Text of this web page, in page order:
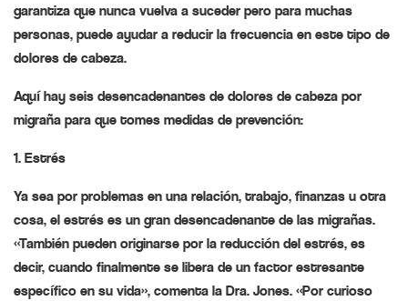
garantiza que nunca vuelva a suceder pero para muchas
personas, puede ayudar a reducir la frecuencia en este tipo de
dolores de cabeza.
Aquí hay seis desencadenantes de dolores de cabeza por
migraña para que tomes medidas de prevención:
1. Estrés
Ya sea por problemas en una relación, trabajo, finanzas u otra
cosa, el estrés es un gran desencadenante de las migrañas.
«También pueden originarse por la reducción del estrés, es
decir, cuando finalmente se libera de un factor estresante
específico en su vida», comenta la Dra. Jones. «Por curioso